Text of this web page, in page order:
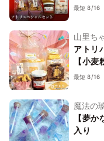
最短 8/16
山里ち
アトリ
アトリ
【小
ジャム
最短 8/16
魔法の
【夢
入り